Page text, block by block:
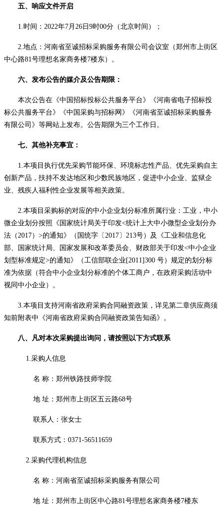
五、响应文件开启
1.时间：2022年7月26日9时00分（北京时间）；
2.地点：河南省至诚招标采购服务有限公司会议室（郑州市上街区
中心路81号理想名家商务楼7楼东）。
六、发布公告的媒介及公告期限：
本次公告在《中国招标投标公共服务平台》《河南省电子招标投
标公共服务平台》《中国采购与招标网》《河南省至诚招标采购服务
有限公司》等网站上发布。公告期限为三个工作日。
七、其他补充事宜：
1.本项目执行优先采购节能环保、环境标志性产品、优先采购自主
创新产品，扶持不发达地区和少数民族地区，促进中小企业、监狱企
业、残疾人福利性企业发展等相关政策。
2.本项目采购标的对应的中小企业划分标准所属行业：工业，中小
微企业划分按照《国家统计局关于印发<统计上大中小微型企业划分办
法（2017）>的通知》（国统字〔2017〕213号）及《工业和信息化
部、国家统计局、国家发展和改革委员会、财政部关于印发<中小企业
划型标准规定>的通知》（工信部联企业[2011]300 号）规定的划分标
准为依据（符合中小企业划分标准的个体工商户，在政府采购活动中
视同中小企业）。
3.本项目支持河南省政府采购合同融资政策，详见第二章供应商须
知前附表中《河南省政府采购合同融资政策告知函》。
八、凡对本次采购提出询问，请按照以下方式联系
1.采购人信息
名 称：郑州铁路技师学院
地 址：郑州市上街区五云路68号
联系人：张女士
联系方式： 0371-56511659
2.采购代理机构信息
名 称： 河南省至诚招标采购服务有限公司
地 址： 郑州市上街区中心路81号理想名家商务楼7楼东